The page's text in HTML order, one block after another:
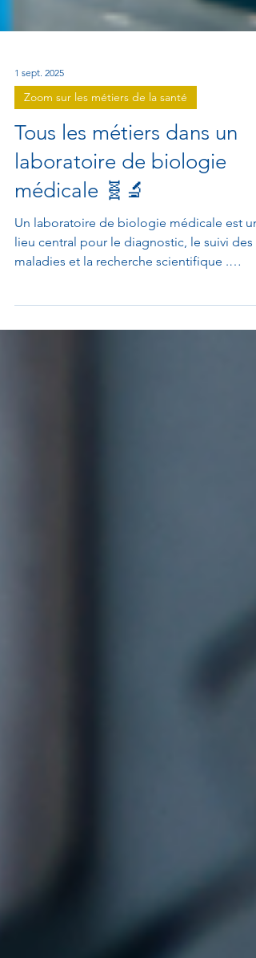
1 sept. 2025
Zoom sur les métiers de la santé
Tous les métiers dans un
laboratoire de biologie
médicale 🧬🔬
Un laboratoire de biologie médicale est un
lieu central pour le diagnostic, le suivi des
Derrière...